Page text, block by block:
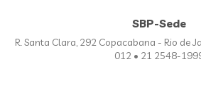
SBP-Sede
R. Santa Clara, 292 Copacabana - Rio de
012 • 21 2548-